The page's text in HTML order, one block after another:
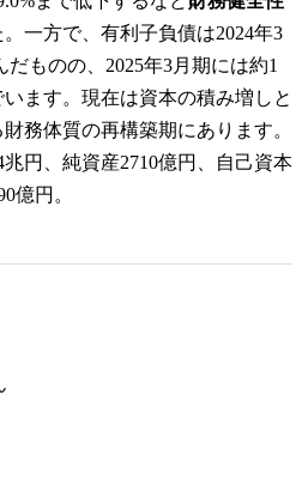
一方で、有利子負債は2024年3
ものの、2025年3月期には約1
ます。現在は資本の積み増しと
務体質の再構築期にあります。
兆円、純資産2710億円、自己資本
億円。